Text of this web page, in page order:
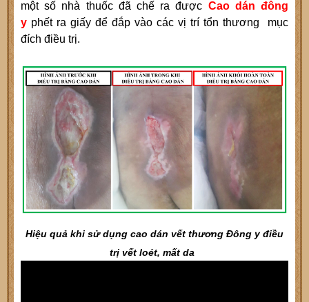
một số nhà thuốc đã chế ra được Cao dán đông
y phết ra giấy để đắp vào các vị trí tổn thương mục
đích điều trị.
Hiệu quả khi sử dụng cao dán vết thương Đông y điều
trị vết loét, mất da